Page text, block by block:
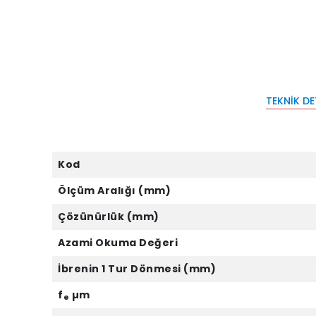
TEKNIK
Kod
Ölçüm Aralığı (mm)
Çözünürlük (mm)
Azami Okuma Değeri
İbrenin 1 Tur Dönmesi (mm)
f e µm